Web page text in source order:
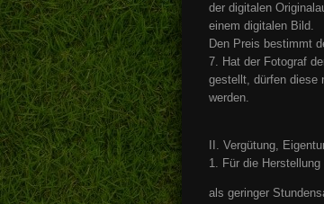
der digitalen
einem digitalen Bild.
Den Preis bestimmt
7. Hat der Fotograf
gestellt, dürfen diese
werden.
II. Vergütung,
1. Für die
als geringer